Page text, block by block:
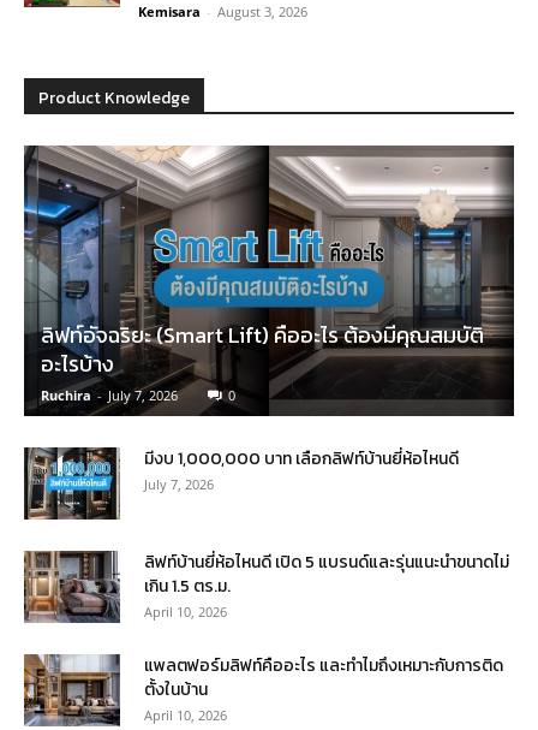
Kemisara - August 3, 2026
Product Knowledge
ลิฟท์อัจฉริยะ (Smart Lift) คืออะไร ต้องมีคุณสมบัติ
อะไรบ้าง
Ruchira - July 7, 2026 0
มีงบ 1,000,000 บาท เลือกลิฟท์บ้านยี่ห้อไหนดี
July 7, 2026
ลิฟท์บ้านยี่ห้อไหนดี เปิด 5 แบรนด์และรุ่นแนะนำขนาดไม่
เกิน 1.5 ตร.ม.
April 10, 2026
แพลตฟอร์มลิฟท์คืออะไร และทำไมถึงเหมาะกับการติด
ตั้งในบ้าน
April 10, 2026